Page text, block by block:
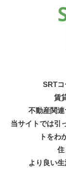
SRT
賃
不動産関連
当サイトでは引
トをわ
住
より良い